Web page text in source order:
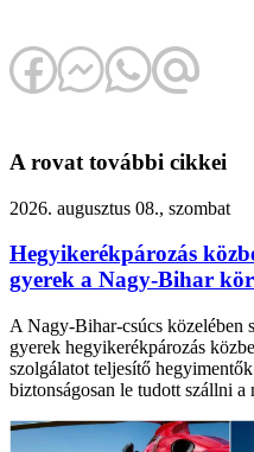
A rovat további cikkei
2026. augusztus 08., szombat
Hegyikerékpározás
gyerek a Nagy-Bihar
A Nagy-Bihar-csúcs közelében
gyerek hegyikerékpározás
szolgálatot teljesítő
biztonságosan le tudott szállni a